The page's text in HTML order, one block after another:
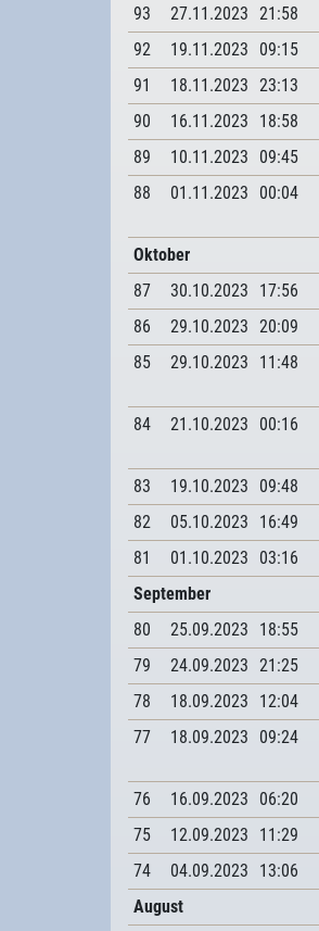
93
27.11.2023 21:58
92
19.11.2023 09:15
91
18.11.2023 23:13
90
16.11.2023 18:58
89
10.11.2023 09:45
88
01.11.2023 00:04
Oktober
87
30.10.2023 17:56
86
29.10.2023 20:09
85
29.10.2023 11:48
84 21.10.2023 00:16
83 19.10.2023 09:48
82
05.10.2023 16:49
81
01.10.2023 03:16
September
80
25.09.2023 18:55
79
24.09.2023 21:25
78
18.09.2023 12:04
77
18.09.2023 09:24
76 16.09.2023 06:20
75
12.09.2023 11:29
74
04.09.2023 13:06
August